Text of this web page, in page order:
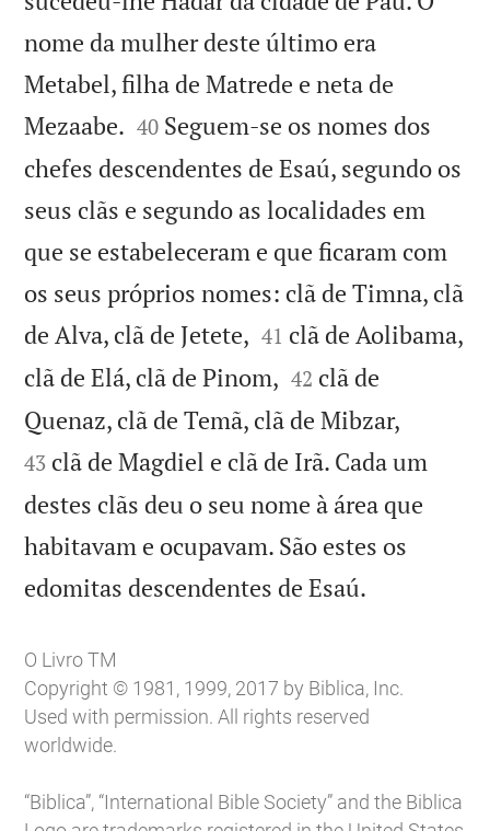
nome da mulher deste último era
Metabel, filha de Matrede e neta de
Mezaabe. 

40 Seguem-se os nomes dos
chefes descendentes de Esaú, segundo os
seus clãs e segundo as localidades em
que se estabeleceram e que ficaram com
os seus próprios nomes: clã de Timna, clã
de Alva, clã de Jetete, 

41 clã de Aolibama,
clã de Elá, clã de Pinom, 

42 clã de
Quenaz, clã de Temã, clã de Mibzar,
43 clã de Magdiel e clã de Irã. Cada um
destes clãs deu o seu nome à área que
habitavam e ocupavam. São estes os
edomitas descendentes de Esaú.
O Livro TM
Copyright © 1981, 1999, 2017 by Biblica, Inc.
Used with permission. All rights reserved
worldwide.
“Biblica”, “International Bible Society” and the Biblica